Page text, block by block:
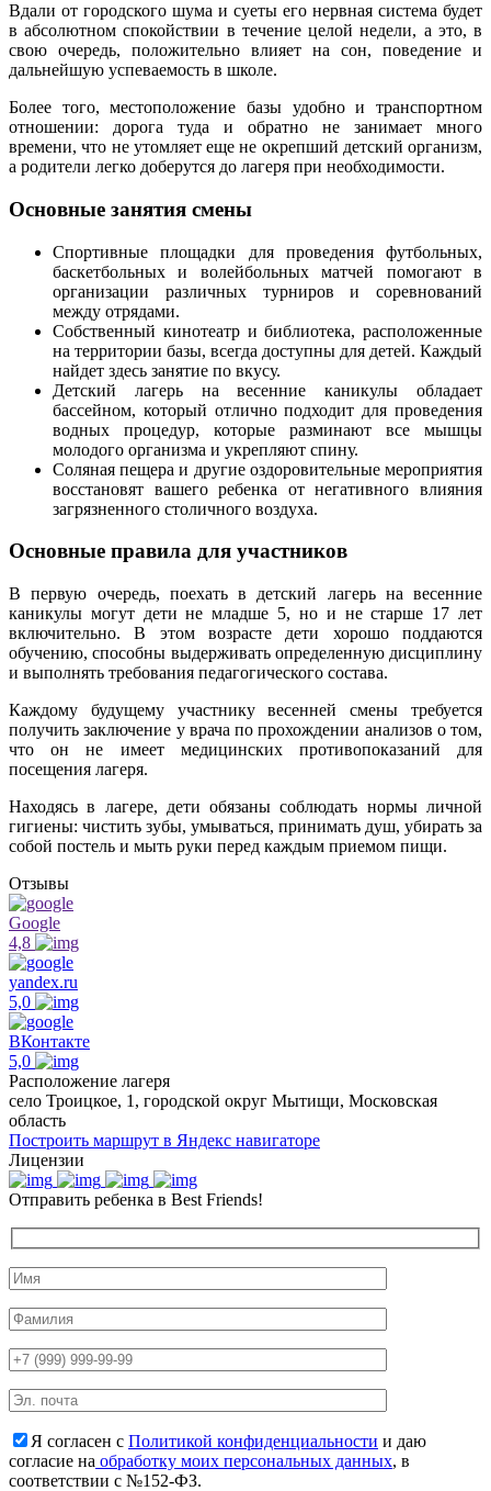
Вдали от городского шума и суеты его нервная система будет
в абсолютном спокойствии в течение целой недели, а это, в
свою очередь, положительно влияет на сон, поведение и
дальнейшую успеваемость в школе.
Более того, местоположение базы удобно и транспортном
отношении: дорога туда и обратно не занимает много
времени, что не утомляет еще не окрепший детский организм,
а родители легко доберутся до лагеря при необходимости.
Основные занятия смены
Спортивные площадки для проведения футбольных,
баскетбольных и волейбольных матчей помогают в
организации различных турниров и соревнований
между отрядами.
Собственный кинотеатр и библиотека, расположенные
на территории базы, всегда доступны для детей. Каждый
найдет здесь занятие по вкусу.
Детский лагерь на весенние каникулы обладает
бассейном, который отлично подходит для проведения
водных процедур, которые разминают все мышцы
молодого организма и укрепляют спину.
Соляная пещера и другие оздоровительные мероприятия
восстановят вашего ребенка от негативного влияния
загрязненного столичного воздуха.
Основные правила для участников
В первую очередь, поехать в детский лагерь на весенние
каникулы могут дети не младше 5, но и не старше 17 лет
включительно. В этом возрасте дети хорошо поддаются
обучению, способны выдерживать определенную дисциплину
и выполнять требования педагогического состава.
Каждому будущему участнику весенней смены требуется
получить заключение у врача по прохождении анализов о том,
что он не имеет медицинских противопоказаний для
посещения лагеря.
Находясь в лагере, дети обязаны соблюдать нормы личной
гигиены: чистить зубы, умываться, принимать душ, убирать за
собой постель и мыть руки перед каждым приемом пищи.
Отзывы
Google
4,8
yandex.ru
5,0
ВКонтакте
5,0
Расположение лагеря
село Троицкое, 1, городской округ Мытищи, Московская
область
Построить маршрут в Яндекс навигаторе
Лицензии
Отправить ребенка в Best Friends!
Я согласен с Политикой конфиденциальности и даю
согласие на обработку моих персональных данных, в
соответствии с №152-ФЗ.